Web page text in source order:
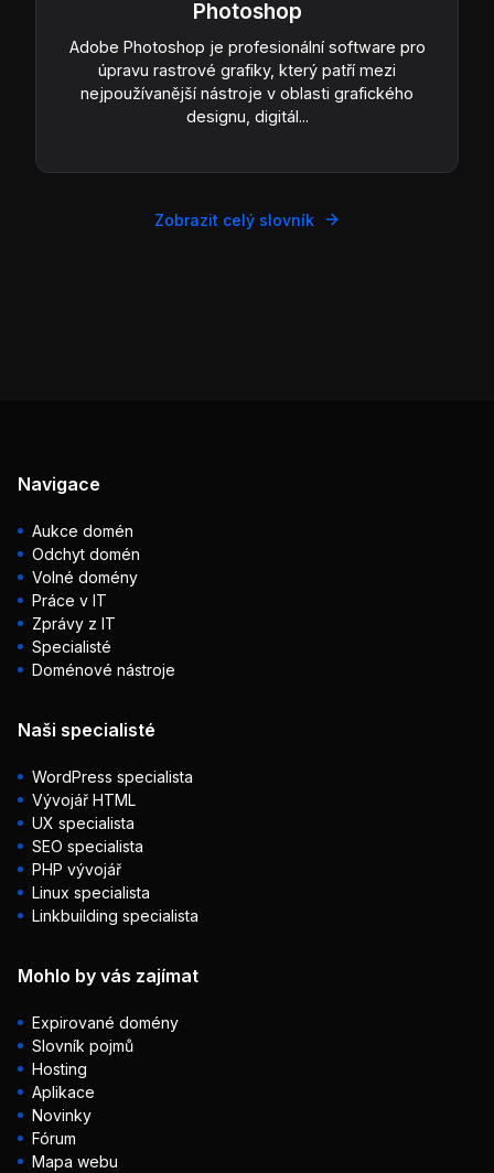
Photoshop
Adobe Photoshop je profesionální software pro
úpravu rastrové grafiky, který patří mezi
nejpoužívanější nástroje v oblasti grafického
designu, digitál...
Zobrazit celý slovník
Navigace
Aukce domén
Odchyt domén
Volné domény
Práce v IT
Zprávy z IT
Specialisté
Doménové nástroje
Naši specialisté
WordPress specialista
Vývojář HTML
UX specialista
SEO specialista
PHP vývojář
Linux specialista
Linkbuilding specialista
Mohlo by vás zajímat
Expirované domény
Slovník pojmů
Hosting
Aplikace
Novinky
Fórum
Mapa webu